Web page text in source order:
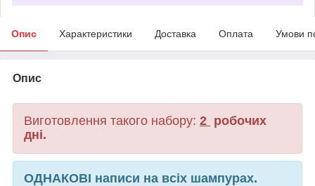
Опис Характеристики Доставка Оплата Умови
Опис
Виготовлення такого набору: 2 робочих
дні.
ОДНАКОВІ написи на всіх шампурах.